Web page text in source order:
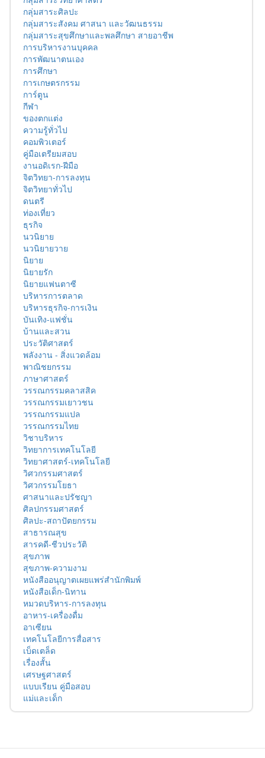
กลุ่มสาระศิลปะ
กลุ่มสาระสังคม ศาสนา และวัฒนธรรม
กลุ่มสาระสุขศึกษาและพลศึกษา สายอาชีพ
การบริหารงานบุคคล
การพัฒนาตนเอง
การศึกษา
การเกษตรกรรม
การ์ตูน
กีฬา
ของตกแต่ง
ความรู้ทั่วไป
คอมพิวเตอร์
คู่มือเตรียมสอบ
งานอดิเรก-ฝีมือ
จิตวิทยา-การลงทุน
จิตวิทยาทั่วไป
ดนตรี
ท่องเที่ยว
ธุรกิจ
นวนิยาย
นวนิยายวาย
นิยาย
นิยายรัก
นิยายแฟนตาซี
บริหารการตลาด
บริหารธุรกิจ-การเงิน
บันเทิง-แฟชั่น
บ้านและสวน
ประวัติศาสตร์
พลังงาน - สิ่งแวดล้อม
พาณิชยกรรม
ภาษาศาสตร์
วรรณกรรมคลาสสิค
วรรณกรรมเยาวชน
วรรณกรรมแปล
วรรณกรรมไทย
วิชาบริหาร
วิทยาการเทคโนโลยี
วิทยาศาสตร์-เทคโนโลยี
วิศวกรรมศาสตร์
วิศวกรรมโยธา
ศาสนาและปรัชญา
ศิลปกรรมศาสตร์
ศิลปะ-สถาปัตยกรรม
สาธารณสุข
สารคดี-ชีวประวัติ
สุขภาพ
สุขภาพ-ความงาม
หนังสืออนุญาตเผยแพร่สำนักพิมพ์
หนังสือเด็ก-นิทาน
หมวดบริหาร-การลงทุน
อาหาร-เครื่องดื่ม
อาเซียน
เทคโนโลยีการสื่อสาร
เบ็ดเตล็ด
เรื่องสั้น
เศรษฐศาสตร์
แบบเรียน คู่มือสอบ
แม่และเด็ก